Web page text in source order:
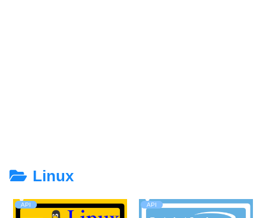
Linux
API API